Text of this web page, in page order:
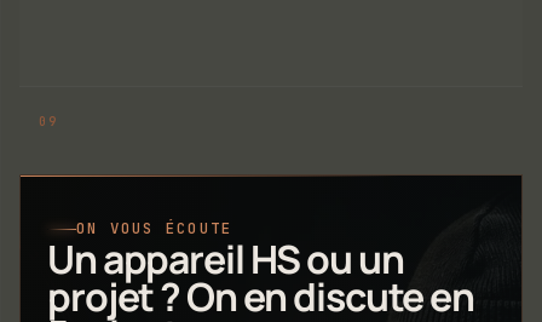
ON VOUS ÉCOUTE
Un appareil HS ou un
projet ? On en discute en